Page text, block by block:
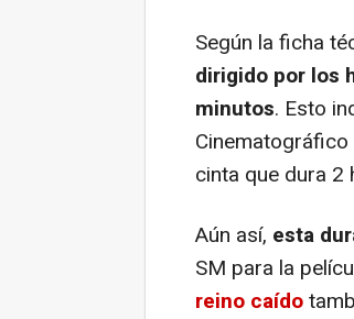
Según la ficha
dirigido por los
minutos. Esto
cinta que dura 2
Aún así, esta
SM para la
reino caído